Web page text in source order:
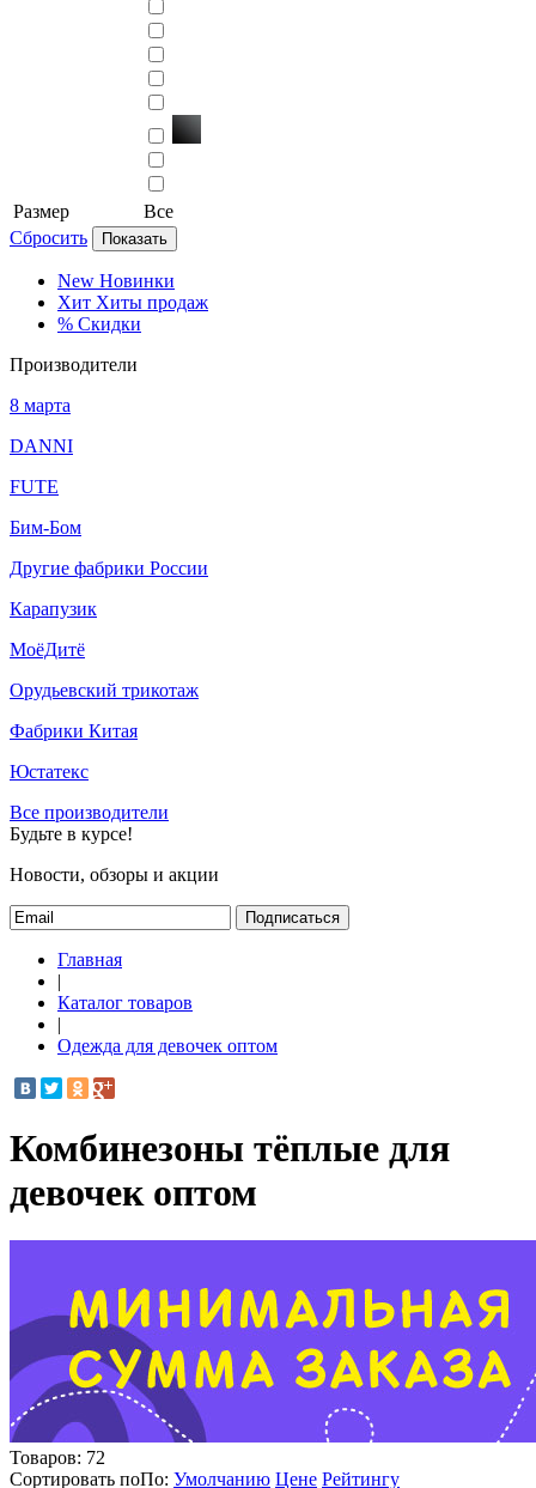
Размер
Все
Сбросить
Показать
New Новинки
Хит Хиты продаж
% Скидки
Производители
8 марта
DANNI
FUTE
Бим-Бом
Другие фабрики России
Карапузик
МоёДитё
Орудьевский трикотаж
Фабрики Китая
Юстатекс
Все производители
Будьте в курсе!
Новости, обзоры и акции
Подписаться
Главная
|
Каталог товаров
|
Одежда для девочек оптом
Комбинезоны тёплые для
девочек оптом
Товаров: 72
Сортировать поПо: Умолчанию Цене Рейтингу